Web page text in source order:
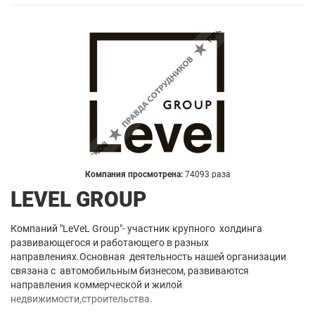
Компания просмотрена: 74093 раза
LEVEL GROUP
Компаний "LeVeL Group"- участник крупного холдинга
развивающегося и работающего в разных
направлениях.Основная деятельность нашей организации
связана с автомобильным бизнесом, развиваются
направления коммерческой и жилой
недвижимости,строительства.